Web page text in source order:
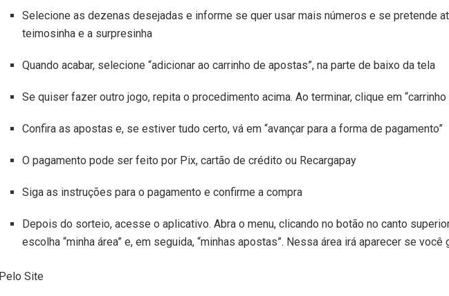
Selecione as dezenas desejadas e informe se quer usar mais números e se pretende
teimosinha e a surpresinha
Quando acabar, selecione “adicionar ao carrinho de apostas”, na parte de baixo da tela
Se quiser fazer outro jogo, repita o procedimento acima. Ao terminar, clique em
Confira as apostas e, se estiver tudo certo, vá em “avançar para a forma de pagamento”
O pagamento pode ser feito por Pix, cartão de crédito ou Recargapay
Siga as instruções para o pagamento e confirme a compra
Depois do sorteio, acesse o aplicativo. Abra o menu, clicando no botão no canto
escolha “minha área” e, em seguida, “minhas apostas”. Nessa área irá aparecer se você
Pelo Site